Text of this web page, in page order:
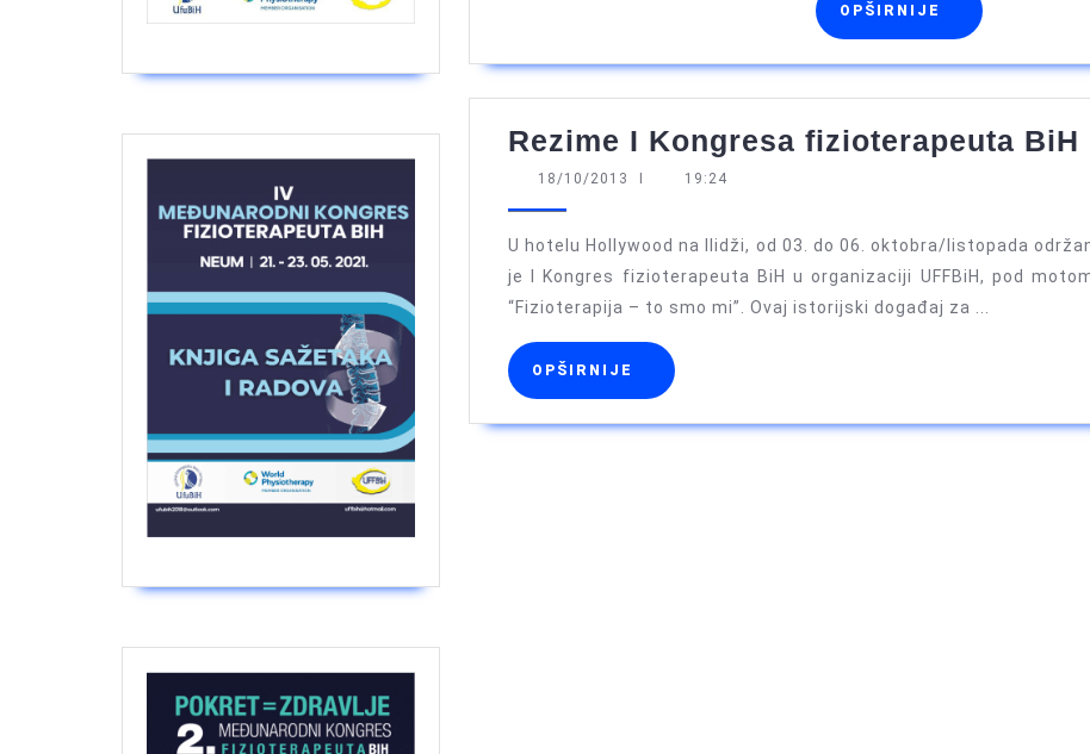
OPŠIRNIJE OPŠIRNIJE
Rezime I Kongresa fizioterapeuta BiH
18/10/2013 18/10/2013
19:24
U hotelu Hollywood na Ilidži, od 03. do 06. oktobra/listopada
je I Kongres fizioterapeuta BiH u organizaciji UFFBiH, pod
“Fizioterapija – to smo mi”. Ovaj istorijski događaj za ...
OPŠIRNIJE OPŠIRNIJE